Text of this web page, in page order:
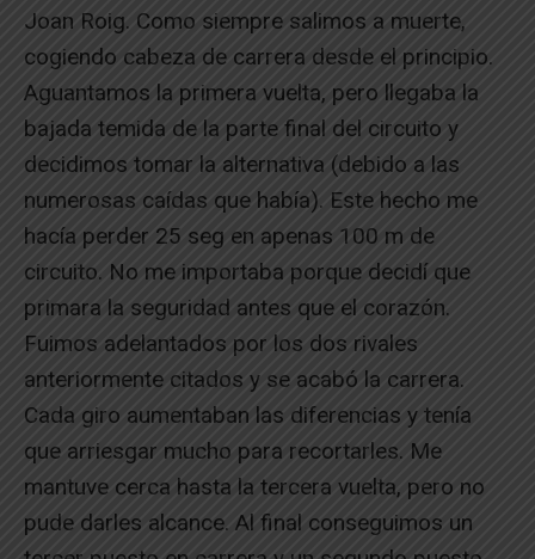
Joan Roig. Como siempre salimos a muerte,
cogiendo cabeza de carrera desde el principio.
Aguantamos la primera vuelta, pero llegaba la
bajada temida de la parte final del circuito y
decidimos tomar la alternativa (debido a las
numerosas caídas que había). Este hecho me
hacía perder 25 seg en apenas 100 m de
circuito. No me importaba porque decidí que
primara la seguridad antes que el corazón.
Fuimos adelantados por los dos rivales
anteriormente citados y se acabó la carrera.
Cada giro aumentaban las diferencias y tenía
que arriesgar mucho para recortarles. Me
mantuve cerca hasta la tercera vuelta, pero no
pude darles alcance. Al final conseguimos un